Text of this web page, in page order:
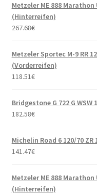
Metzeler ME 888 Marathon
(Hinterreifen)
267.68€
Metzeler Sportec M-9 RR
(Vorderreifen)
118.51€
Bridgestone G 722 G
182.58€
Michelin Road 6 120/70
141.47€
Metzeler ME 888 Marathon
(Hinterreifen)